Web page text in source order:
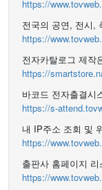
https://
전국의 공연, 전시,
https://
전자카탈로그 제작
https://
바코드 전자출결시
https://s-
내 IP주소 조회 및
https://
출판사 홈페이지 리
https://